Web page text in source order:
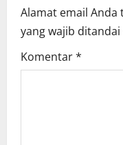
i
g
a
Alamat email Anda
yang wajib ditandai
Komentar*